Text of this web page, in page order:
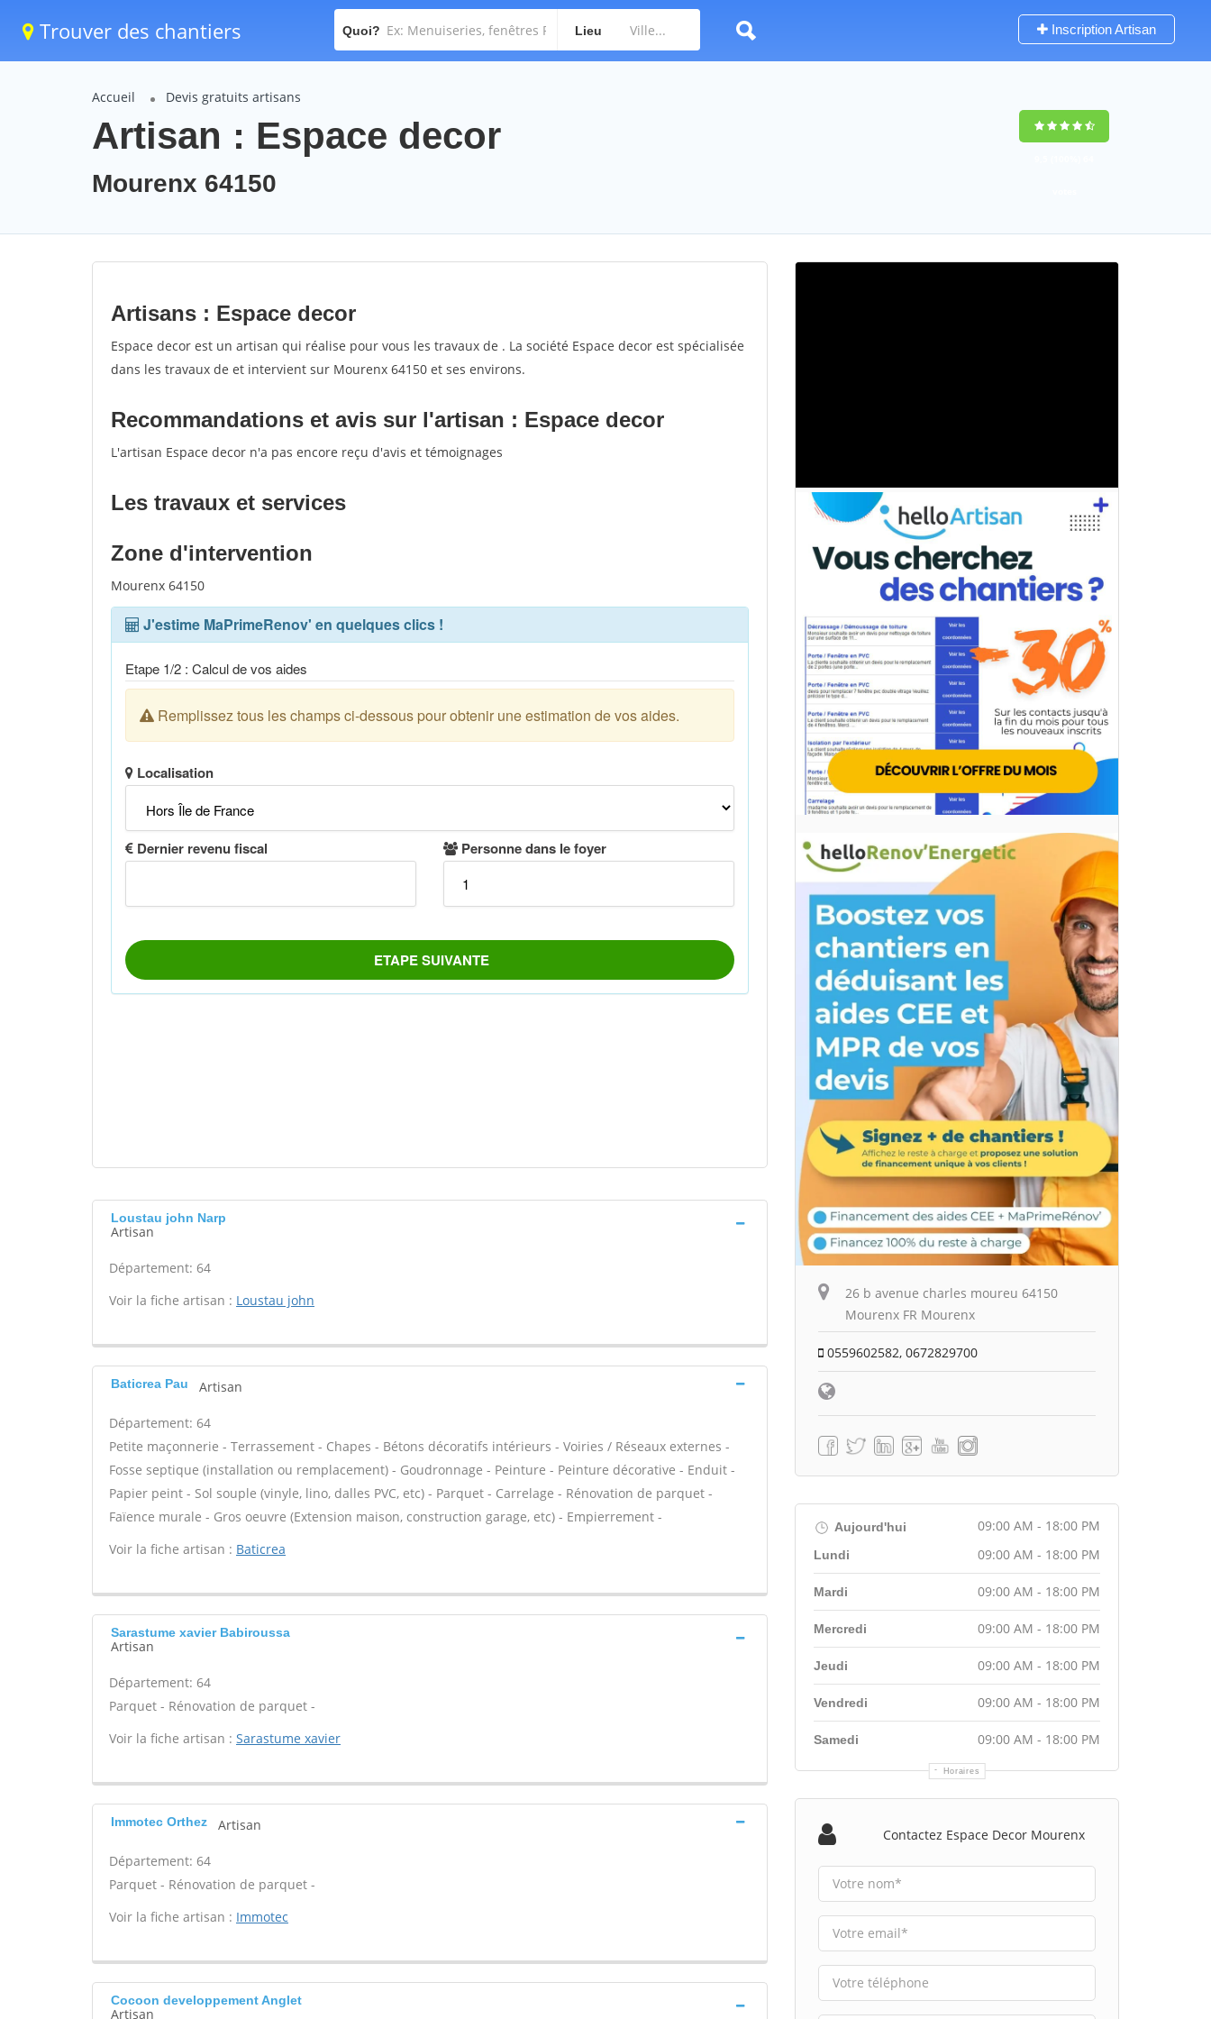
Trouver des chantiers Quoi? Lieu Inscription Artisan
Accueil Devis gratuits artisans
Artisan : Espace decor
Mourenx 64150
Artisans : Espace decor
Espace decor est un artisan qui réalise pour vous les travaux de . La société Espace decor est spécialisée
dans les travaux de et intervient sur Mourenx 64150 et ses environs.
Recommandations et avis sur l'artisan : Espace decor
L'artisan Espace decor n'a pas encore reçu d'avis et témoignages
Les travaux et services
Zone d'intervention
Mourenx 64150
Loustau john Narp
Artisan
Département: 64
Voir la fiche artisan : Loustau john
Baticrea Pau Artisan
Département: 64
Petite maçonnerie - Terrassement - Chapes - Bétons décoratifs intérieurs - Voiries / Réseaux externes -
Fosse septique (installation ou remplacement) - Goudronnage - Peinture - Peinture décorative - Enduit -
Papier peint - Sol souple (vinyle, lino, dalles PVC, etc) - Parquet - Carrelage - Rénovation de parquet -
Faïence murale - Gros oeuvre (Extension maison, construction garage, etc) - Empierrement -
Voir la fiche artisan : Baticrea
Sarastume xavier Babiroussa
Artisan
Département: 64
Parquet - Rénovation de parquet -
Voir la fiche artisan : Sarastume xavier
Immotec Orthez Artisan
Département: 64
Parquet - Rénovation de parquet -
Voir la fiche artisan : Immotec
Cocoon developpement Anglet
Artisan
26 b avenue charles moureu 64150
Mourenx FR Mourenx
0559602582, 0672829700
Aujourd'hui 09:00 AM - 18:00 PM
Horaires
Lundi 09:00 AM - 18:00 PM
Mardi 09:00 AM - 18:00 PM
Mercredi 09:00 AM - 18:00 PM
Jeudi 09:00 AM - 18:00 PM
Vendredi 09:00 AM - 18:00 PM
Samedi 09:00 AM - 18:00 PM
Contactez Espace Decor Mourenx